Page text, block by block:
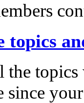
topics
topics
since